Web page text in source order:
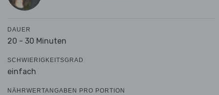
DAUER
20 - 30 Minuten
SCHWIERIGKEITSGRAD
einfach
NÄHRWERTANGABEN PRO PORTION